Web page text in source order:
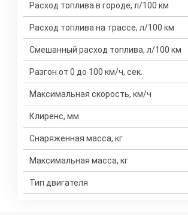
Расход топлива в городе, л/100 км
Расход топлива на трассе, л/100 км
Смешанный расход топлива, л/100 км
Разгон от 0 до 100 км/ч, сек.
Максимальная скорость, км/ч
Клиренс, мм
Снаряженная масса, кг
Максимальная масса, кг
Тип двигателя